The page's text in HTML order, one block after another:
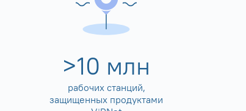
>10 млн
рабочих станций,
защищенных продуктами